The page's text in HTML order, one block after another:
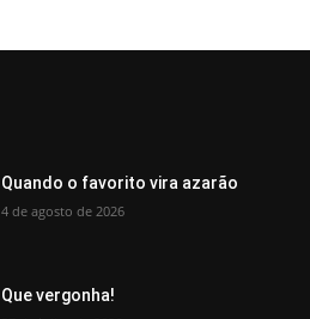
Quando o favorito vira azarão
4 de agosto de 2026
Que vergonha!